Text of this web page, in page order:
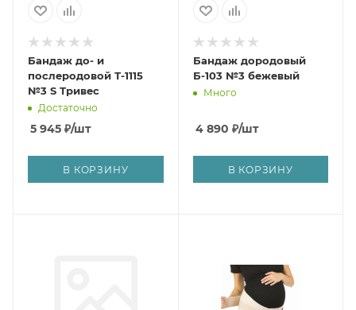
Бандаж до- и
послеродовой Т-1115
№3 S Тривес
Достаточно
5 945 ₽/шт
В КОРЗИНУ
Бандаж дородовый
Б-103 №3 бежевый
Много
4 890 ₽/шт
В КОРЗИНУ